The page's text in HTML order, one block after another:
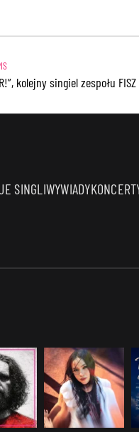
kolejny singiel zespołu FISZ
SINGLIWYWIADY